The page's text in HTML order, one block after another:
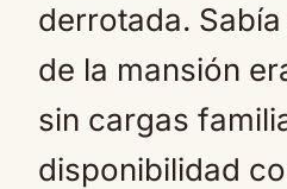
derrotada.
de la mansión
sin cargas
disponibilidad